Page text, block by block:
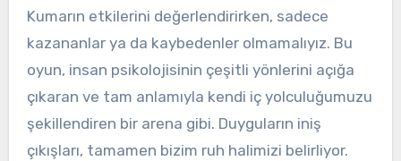
Kumarın etkilerini değerlendirirken, sadece
kazananlar ya da kaybedenler olmamalıyız. Bu
oyun, insan psikolojisinin çeşitli yönlerini açığa
çıkaran ve tam anlamıyla kendi iç yolculuğumuzu
şekillendiren bir arena gibi. Duyguların iniş
çıkışları, tamamen bizim ruh halimizi belirliyor.